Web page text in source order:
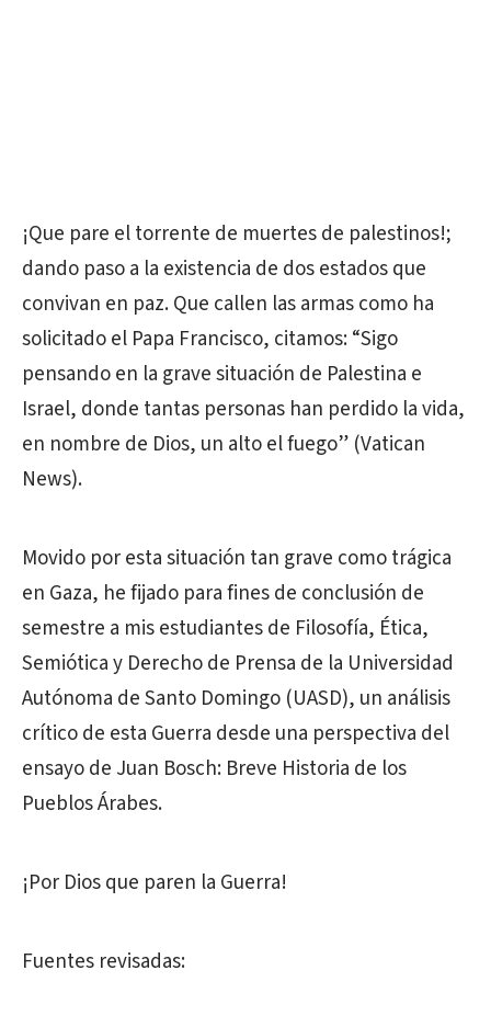
¡Que pare el torrente de muertes de palestinos!;
dando paso a la existencia de dos estados que
convivan en paz. Que callen las armas como ha
solicitado el Papa Francisco, citamos: “Sigo
pensando en la grave situación de Palestina e
Israel, donde tantas personas han perdido la vida,
en nombre de Dios, un alto el fuego” (Vatican
News).
Movido por esta situación tan grave como trágica
en Gaza, he fijado para fines de conclusión de
semestre a mis estudiantes de Filosofía, Ética,
Semiótica y Derecho de Prensa de la Universidad
Autónoma de Santo Domingo (UASD), un análisis
crítico de esta Guerra desde una perspectiva del
ensayo de Juan Bosch: Breve Historia de los
Pueblos Árabes.
¡Por Dios que paren la Guerra!
Fuentes revisadas: